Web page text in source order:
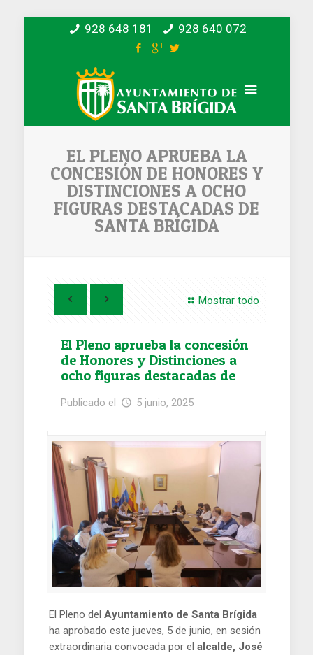
928 648 181 928 640 072
EL PLENO APRUEBA LA
CONCESIÓN DE HONORES Y
DISTINCIONES A OCHO
FIGURAS DESTACADAS DE
SANTA BRÍGIDA
Mostrar todo
El Pleno aprueba la concesión
de Honores y Distinciones a
ocho figuras destacadas de
Publicado el 5 junio, 2025
El Pleno delAyuntamiento de Santa Brígida
ha aprobado este jueves, 5 de junio, en sesión
extraordinaria convocada por elalcalde, José